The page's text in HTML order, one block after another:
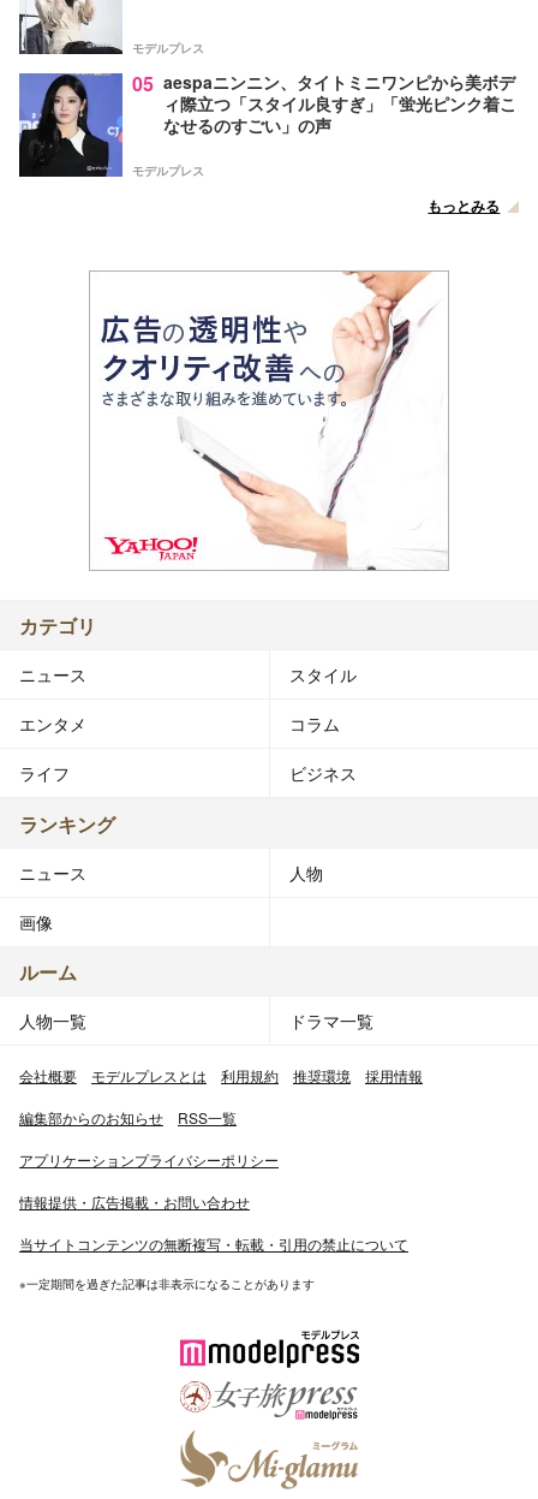
モデルプレス
05 aespaニンニン、タイトミニワンピから美ボデ
ィ際立つ「スタイル良すぎ」「蛍光ピンク着こ
なせるのすごい」の声
モデルプレス
もっとみる
カテゴリ
ニュース スタイル
エンタメ コラム
ライフ ビジネス
ランキング
ニュース 人物
画像
ルーム
人物一覧 ドラマ一覧
会社概要 モデルプレスとは 利用規約 推奨環境 採用情報
編集部からのお知らせ RSS一覧
アプリケーションプライバシーポリシー
情報提供・広告掲載・お問い合わせ
当サイトコンテンツの無断複写・転載・引用の禁止について
※一定期間を過ぎた記事は非表示になることがあります